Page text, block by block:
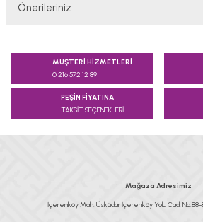
Önerileriniz
konularda yetersiz gördüğünüz
kullanarak tarafımıza iletebilirsiniz.
Ürün resmi kalitesiz, bozuk veya
Ürün açıklamasında eksik bilgiler
MÜŞTERİ HİZMETLERİ
0 216 572 12 89
PEŞİN FİYATINA
TAKSİT SEÇENEKLERİ
Mağaza Adresimiz
İçerenköy Mah. Üsküdar İçerenköy Yolu Cad. No:88-